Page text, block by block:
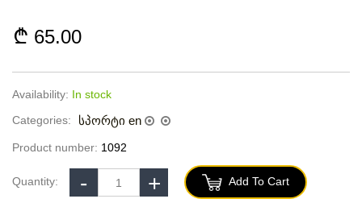
65.00
Availability: In stock
Categories:
სპორტი en
Product number: 1092
Quantity: Add To Cart